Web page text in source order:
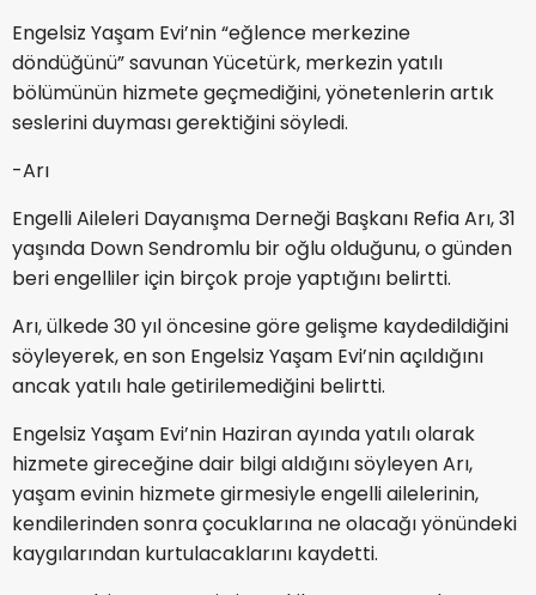
Engelsiz Yaşam Evi’nin “eğlence merkezine
döndüğünü” savunan Yücetürk, merkezin yatılı
bölümünün hizmete geçmediğini, yönetenlerin artık
seslerini duyması gerektiğini söyledi.
-Arı
Engelli Aileleri Dayanışma Derneği Başkanı Refia Arı, 31
yaşında Down Sendromlu bir oğlu olduğunu, o günden
beri engelliler için birçok proje yaptığını belirtti.
Arı, ülkede 30 yıl öncesine göre gelişme kaydedildiğini
söyleyerek, en son Engelsiz Yaşam Evi’nin açıldığını
ancak yatılı hale getirilemediğini belirtti.
Engelsiz Yaşam Evi’nin Haziran ayında yatılı olarak
hizmete gireceğine dair bilgi aldığını söyleyen Arı,
yaşam evinin hizmete girmesiyle engelli ailelerinin,
kendilerinden sonra çocuklarına ne olacağı yönündeki
kaygılarından kurtulacaklarını kaydetti.